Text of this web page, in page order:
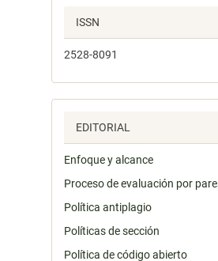
ISSN
2528-8091
EDITORIAL
Enfoque y alcance
Proceso de evaluación por
Política antiplagio
Políticas de sección
Política de código abierto